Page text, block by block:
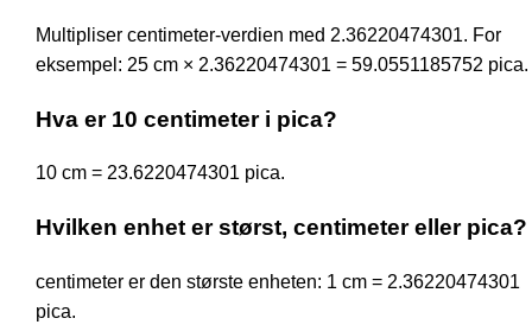
Multipliser centimeter-verdien med 2.36220474301. For
eksempel: 25 cm × 2.36220474301 = 59.0551185752 pica.
Hva er 10 centimeter i pica?
10 cm = 23.6220474301 pica.
Hvilken enhet er størst, centimeter eller pica?
centimeter er den største enheten: 1 cm = 2.36220474301
pica.